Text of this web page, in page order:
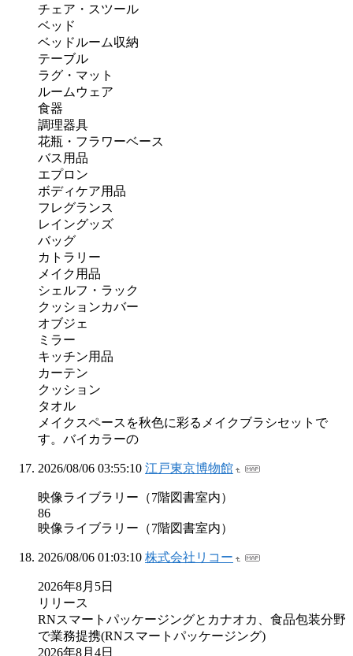
チェア・スツール
ベッド
ベッドルーム収納
テーブル
ラグ・マット
ルームウェア
食器
調理器具
花瓶・フラワーベース
バス用品
エプロン
ボディケア用品
フレグランス
レイングッズ
バッグ
カトラリー
メイク用品
シェルフ・ラック
クッションカバー
オブジェ
ミラー
キッチン用品
カーテン
クッション
タオル
メイクスペースを秋色に彩るメイクブラシセットで
す。バイカラーの
2026/08/06 03:55:10 江戸東京博物館
映像ライブラリー（7階図書室内）
86
映像ライブラリー（7階図書室内）
2026/08/06 01:03:10 株式会社リコー
2026年8月5日
リリース
RNスマートパッケージングとカナオカ、食品包装分野
で業務提携(RNスマートパッケージング)
2026年8月4日